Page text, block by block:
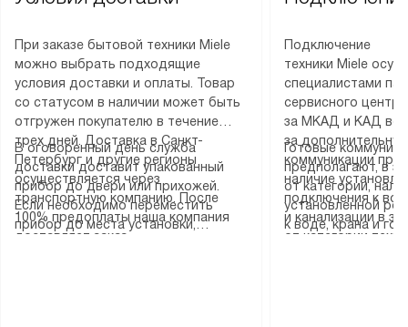
При заказе бытовой техники Miele
можно выбрать подходящие
условия доставки и оплаты. Товар
со статусом в наличии может быть
отгружен покупателю в течение
трех дней. Доставка в Санкт-
Петербург и другие регионы
осуществляется через
транспортную компанию. После
100% предоплаты наша компания
доставляет заказ
В оговоренный день служба
доставки доставит упакованный
прибор до двери или прихожей.
Если необходимо переместить
прибор до места установки,
Подключение
техники Miele
специалистами
сервисного
за МКАД и КАД
за
коммуникации
наличие
подключения к
и канализации в
от категории
Готовые
предполагают, в
от категории,
установленной
к воде, крана и